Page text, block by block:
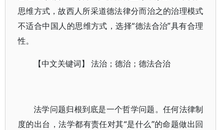
思维方式，故西人所采道德法律分而治之的治理模式
不适合中国人的思维方式，选择“德法合治”具有合理
性。
【中文关键词】 法治；德治；德法合治
法学问题归根到底是一个哲学问题。任何法律制
度的出台，法学都有责任对其“是什么”的命题做出回